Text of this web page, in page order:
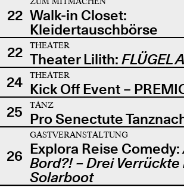
22 Walk-in Closet:
Kleidertauschbörse
22
THEATER
Theater Lilith: FLÜGEL
24
THEATER
Kick Off Event –
25
TANZ
Pro Senectute
26
GASTVERANSTALTUNG
Explora Reise Comedy:
Bord?! – Drei Verrückte
Solarboot